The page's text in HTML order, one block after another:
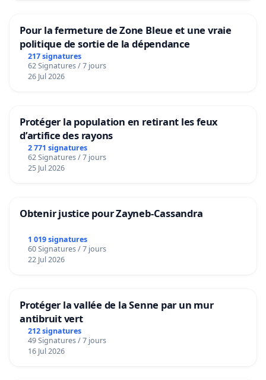
Pour la fermeture de Zone Bleue et une vraie
politique de sortie de la dépendance
217 signatures
62 Signatures / 7 jours
26 Jul 2026
Protéger la population en retirant les feux
d’artifice des rayons
2 771 signatures
62 Signatures / 7 jours
25 Jul 2026
Obtenir justice pour Zayneb-Cassandra
1 019 signatures
60 Signatures / 7 jours
22 Jul 2026
Protéger la vallée de la Senne par un mur
antibruit vert
212 signatures
49 Signatures / 7 jours
16 Jul 2026